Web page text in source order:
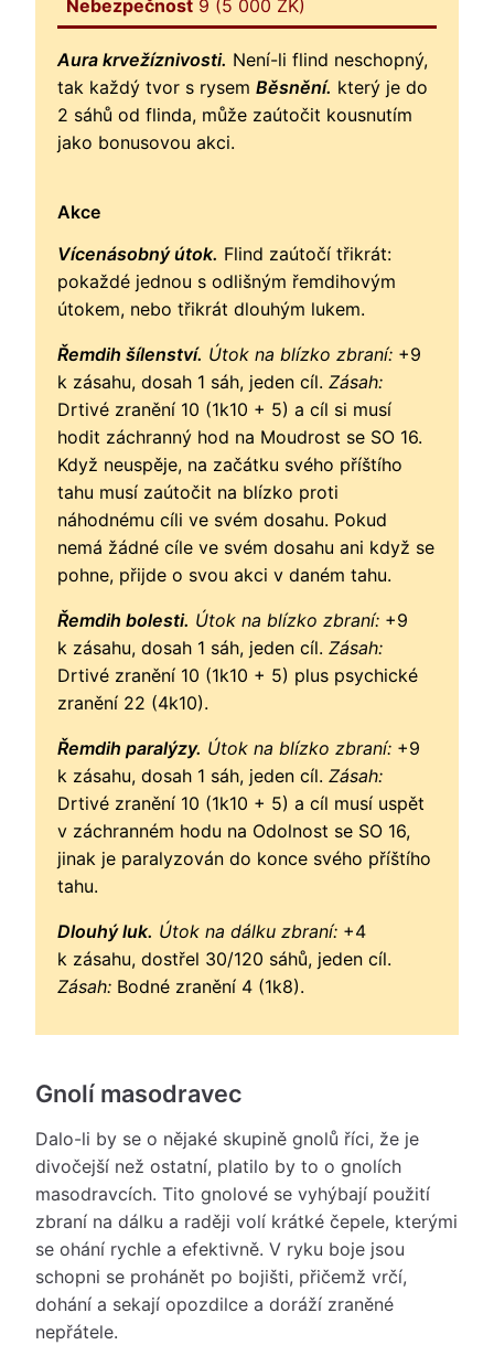
Nebezpečnost 9 (5 000 ZK)
Aura krvežíznivosti. Není-li flind neschopný,
tak každý tvor s rysem Běsnění. který je do
2 sáhů od flinda, může zaútočit kousnutím
jako bonusovou akci.
Akce
Vícenásobný útok. Flind zaútočí třikrát:
pokaždé jednou s odlišným řemdihovým
útokem, nebo třikrát dlouhým lukem.
Řemdih šílenství. Útok na blízko zbraní: +9
k zásahu, dosah 1 sáh, jeden cíl. Zásah:
Drtivé zranění 10 (1k10 + 5) a cíl si musí
hodit záchranný hod na Moudrost se SO 16.
Když neuspěje, na začátku svého příštího
tahu musí zaútočit na blízko proti
náhodnému cíli ve svém dosahu. Pokud
nemá žádné cíle ve svém dosahu ani když se
pohne, přijde o svou akci v daném tahu.
Řemdih bolesti. Útok na blízko zbraní: +9
k zásahu, dosah 1 sáh, jeden cíl. Zásah:
Drtivé zranění 10 (1k10 + 5) plus psychické
zranění 22 (4k10).
Řemdih paralýzy. Útok na blízko zbraní: +9
k zásahu, dosah 1 sáh, jeden cíl. Zásah:
Drtivé zranění 10 (1k10 + 5) a cíl musí uspět
v záchranném hodu na Odolnost se SO 16,
jinak je paralyzován do konce svého příštího
tahu.
Dlouhý luk. Útok na dálku zbraní: +4
k zásahu, dostřel 30/120 sáhů, jeden cíl.
Zásah: Bodné zranění 4 (1k8).
Gnolí masodravec
Dalo-li by se o nějaké skupině gnolů říci, že je
divočejší než ostatní, platilo by to o gnolích
masodravcích. Tito gnolové se vyhýbají použití
zbraní na dálku a raději volí krátké čepele, kterými
se ohání rychle a efektivně. V ryku boje jsou
schopni se prohánět po bojišti, přičemž vrčí,
dohání a sekají opozdilce a doráží zraněné
nepřátele.